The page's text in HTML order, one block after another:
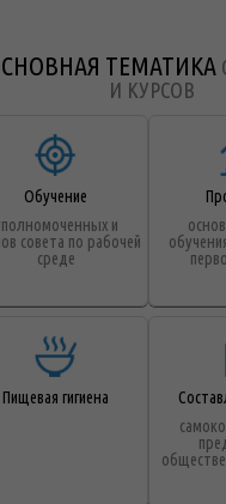
ТЕМАТИКА
И КУРСОВ
Обучение
и
совета по рабочей
среде
Пищевая гигиена